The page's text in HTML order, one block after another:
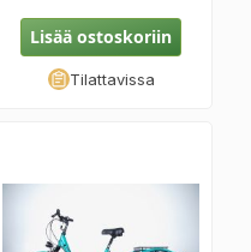
Lisää ostoskoriin
Tilattavissa